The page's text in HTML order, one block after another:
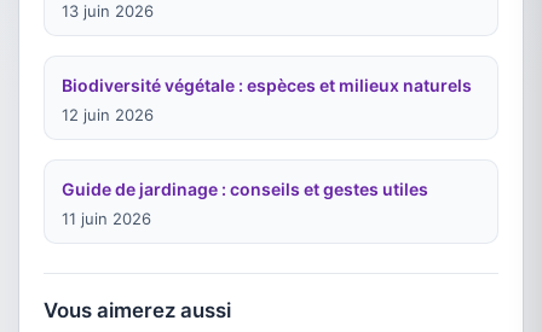
13 juin 2026
Biodiversité végétale : espèces et milieux naturels
12 juin 2026
Guide de jardinage : conseils et gestes utiles
11 juin 2026
Vous aimerez aussi